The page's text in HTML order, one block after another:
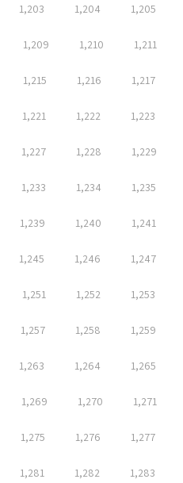
1,203 1,204 1,205
1,209 1,210 1,211
1,215 1,216 1,217
1,221 1,222 1,223
1,227 1,228 1,229
1,233 1,234 1,235
1,239 1,240 1,241
1,245 1,246 1,247
1,251 1,252 1,253
1,257 1,258 1,259
1,263 1,264 1,265
1,269 1,270 1,271
1,275 1,276 1,277
1,281 1,282 1,283